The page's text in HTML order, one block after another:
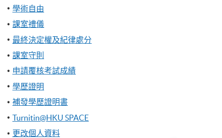
學術自由
課室禮儀
最終決定權及紀律處分
課室守則
申請覆核考試成績
學歷證明
補發學歷證明書
Turnitin@HKU SPACE
更改個人資料